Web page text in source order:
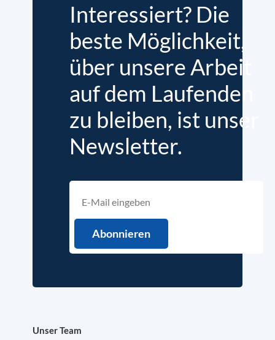
Interessiert? Die
beste Möglichkeit,
über unsere Arbeit
auf dem Laufenden
zu bleiben, ist unser
Newsletter.
Unser Team